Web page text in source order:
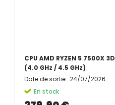
CPU AMD RYZEN 5 7500X 3D
(4.0 GHz / 4.5 GHz)
Date de sortie : 24/07/2026
En stock